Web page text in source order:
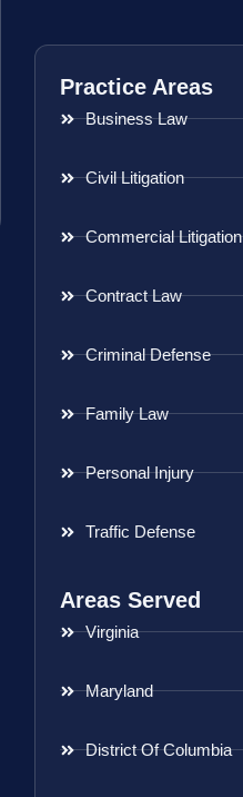
Practice Areas
Business Law
Civil Litigation
Commercial Litigation
Contract Law
Criminal Defense
Family Law
Personal Injury
Traffic Defense
Areas Served
Virginia
Maryland
District Of Columbia